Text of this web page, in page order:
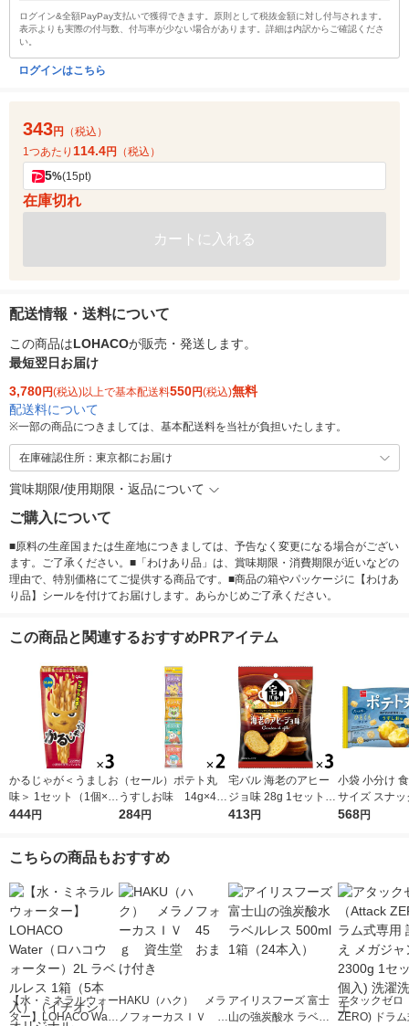
ログイン&全額PayPay支払いで獲得できます。原則として税抜金額に対し付与されます。
表示よりも実際の付与数、付与率が少ない場合があります。詳細は内訳からご確認くださ
い。
ログインはこちら
343円
（税込）
1つあたり 114.4円 （税込）
5%(15pt)
在庫切れ
カートに入れる
配送情報・送料について
この商品はLOHACOが販売・発送します。
最短翌日お届け
3,780円(税込)以上で基本配送料550円(税込)無料
配送料について
※一部の商品につきましては、基本配送料を当社が負担いたします。
在庫確認住所：東京都にお届け
賞味期限/使用期限・返品について
ご購入について
■原料の生産国または生産地につきましては、予告なく変更になる場合がござい
ます。ご了承ください。■「わけあり品」は、賞味期限・消費期限が近いなどの
理由で、特別価格にてご提供する商品です。■商品の箱やパッケージに【わけあ
り品】シールを付けてお届けします。あらかじめご了承ください。
この商品と関連するおすすめPRアイテム
かるじゃが＜うましお
味＞ 1セット（1個×
3） 江崎グリコ スナ
444円
（セール）ポテト丸
うすしお味 14g×4
袋 1セット(4袋×2)
イズ
284円
宅バル 海老のアヒー
ジョ味 28g 1セット
（1袋×3） おやつカン
413円
小袋 小分け
サイズ スナッ
ポテト丸 うす
568円
こちらの商品もおすすめ
【水・ミネラルウォー
ター】LOHACO Wate
HAKU（ハク） メラ
ノフォーカスＩＶ 4
アイリスフーズ 富士
山の強炭酸水 ラベル
アタックゼロ
ZERO) ドラ